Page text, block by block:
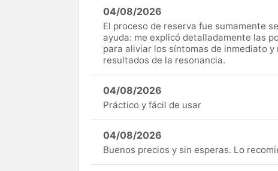
04/08/2026
El proceso de reserva fue sumamente
ayuda: me explicó detalladamente las
para aliviar los síntomas de inmediato
resultados de la resonancia.
04/08/2026
Práctico y fácil de usar
04/08/2026
Buenos precios y sin esperas. Lo